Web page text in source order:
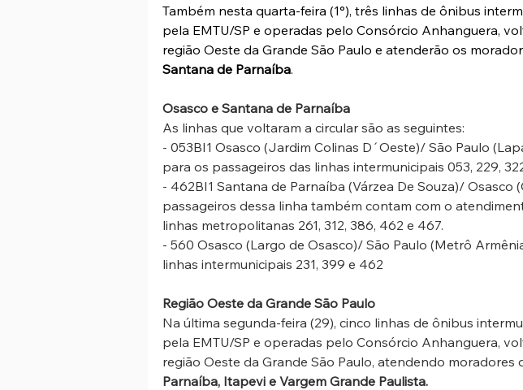
Também nesta quarta-feira (1°), três linhas de ônibus
pela EMTU/SP e operadas pelo Consórcio Anhanguera,
região Oeste da Grande São Paulo e atenderão os
Santana de Parnaíba.
Osasco e Santana de Parnaíba
As linhas que voltaram a circular são as seguintes:
- 053BI1 Osasco (Jardim Colinas D´Oeste)/ São Paulo
para os passageiros das linhas intermunicipais 053, 229,
- 462BI1 Santana de Parnaíba (Várzea De Souza)/ Osasco
passageiros dessa linha também contam com o
linhas metropolitanas 261, 312, 386, 462 e 467.
- 560 Osasco (Largo de Osasco)/ São Paulo (Metrô
linhas intermunicipais 231, 399 e 462
Região Oeste da Grande São Paulo
Na última segunda-feira (29), cinco linhas de ônibus
pela EMTU/SP e operadas pelo Consórcio Anhanguera,
região Oeste da Grande São Paulo, atendendo moradores
Parnaíba, Itapevi e Vargem Grande Paulista.